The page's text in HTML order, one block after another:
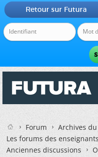
Retour sur Futura
Forum
Archives
Les forums des
Anciennes discussions